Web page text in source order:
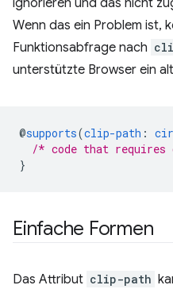
ignorieren und das nicht
Wenn das ein Problem ist,
Funktionsabfrage nach
unterstützte Browser ein
@supports(clip-path :
/* code that
}
Einfache Formen
Das Attribut clip-path